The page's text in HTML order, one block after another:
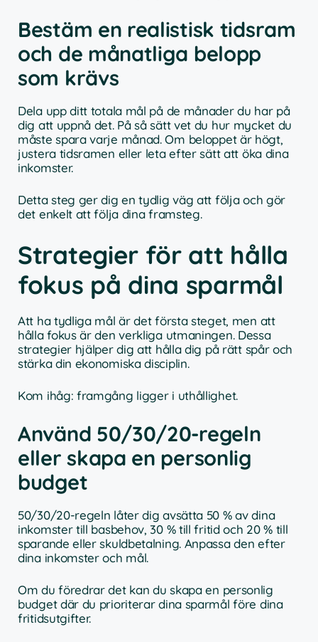
Bestäm en realistisk tidsram
och de månatliga belopp
som krävs
Dela upp ditt totala mål på de månader du har på
dig att uppnå det. På så sätt vet du hur mycket du
måste spara varje månad. Om beloppet är högt,
justera tidsramen eller leta efter sätt att öka dina
inkomster.
Detta steg ger dig en tydlig väg att följa och gör
det enkelt att följa dina framsteg.
Strategier för att hålla
fokus på dina sparmål
Att ha tydliga mål är det första steget, men att
hålla fokus är den verkliga utmaningen. Dessa
strategier hjälper dig att hålla dig på rätt spår och
stärka din ekonomiska disciplin.
Kom ihåg: framgång ligger i uthållighet.
Använd 50/30/20-regeln
eller skapa en personlig
budget
50/30/20-regeln låter dig avsätta 50 % av dina
inkomster till basbehov, 30 % till fritid och 20 % till
sparande eller skuldbetalning. Anpassa den efter
dina inkomster och mål.
Om du föredrar det kan du skapa en personlig
budget där du prioriterar dina sparmål före dina
fritidsutgifter.